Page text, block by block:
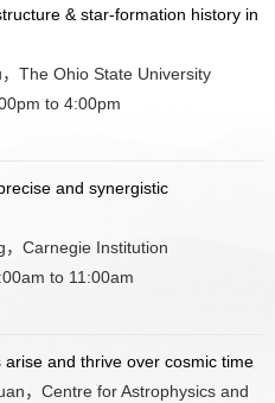
& star-formation history in
The Ohio State University
to 4:00pm
and synergistic
Carnegie Institution
to 11:00am
arise and thrive over cosmic time
，Centre for Astrophysics and